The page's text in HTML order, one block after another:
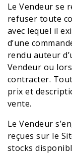
Le Vendeur se
refuser toute
avec lequel il
d’une
rendu auteur
Vendeur ou
contracter.
prix et
vente.
Le Vendeur
reçues sur le
stocks